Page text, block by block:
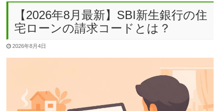
【2026年8月最新】SBI新生銀行の住
宅ローンの請求コードとは？
2026年8月4日